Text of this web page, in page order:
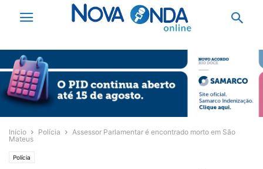
Início Polícia
Assessor Parlamentar é encontrado morto em São
Mateus
Polícia